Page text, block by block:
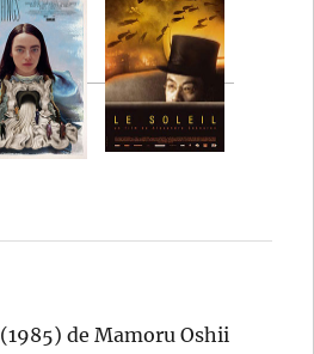
(1985) de Mamoru Oshii